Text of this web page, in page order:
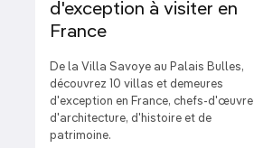
d'exception à visiter en
France
De la Villa Savoye au Palais Bulles,
découvrez 10 villas et demeures
d'exception en France, chefs-d'œuvre
d'architecture, d'histoire et de
patrimoine.